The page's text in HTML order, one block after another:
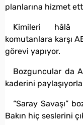
planlarına hizmet
Kimileri hâlâ
komutanlara karşı
görevi yapıyor.
Bozguncular da
kaderini
“Saray Savaşı”
Bakın hiç seslerini